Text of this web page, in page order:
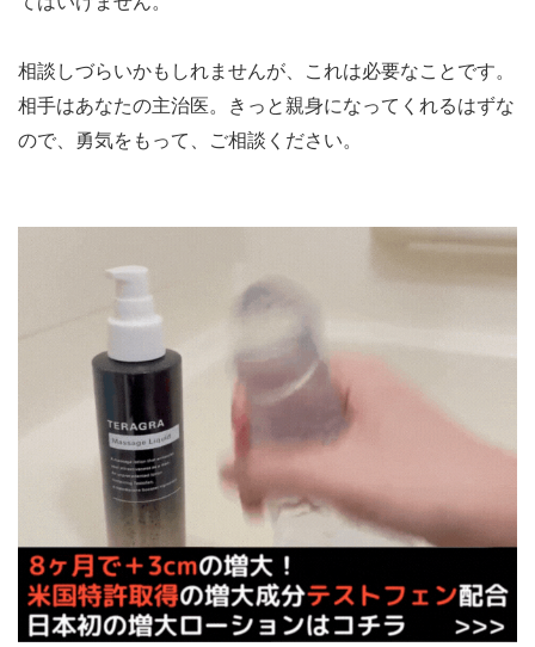
相談しづらいかもしれませんが、これは必要なことです。
相手はあなたの主治医。きっと親身になってくれるはずな
ので、勇気をもって、ご相談ください。